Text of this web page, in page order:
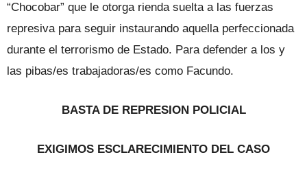
“Chocobar” que le otorga rienda suelta a las fuerzas
represiva para seguir instaurando aquella perfeccionada
durante el terrorismo de Estado. Para defender a los y
las pibas/es trabajadoras/es como Facundo.
BASTA DE REPRESION POLICIAL
EXIGIMOS ESCLARECIMIENTO DEL CASO